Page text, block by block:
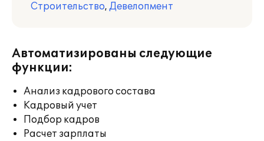
Строительство, Девелопмент
Автоматизированы следующие
функции:
Анализ кадрового состава
Кадровый учет
Подбор кадров
Расчет зарплаты